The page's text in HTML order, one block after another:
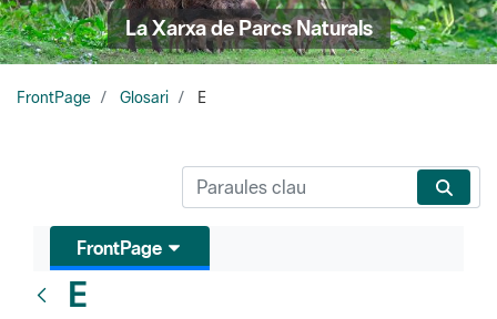
La Xarxa de Parcs Naturals
FrontPage Glosari E
FrontPage
E